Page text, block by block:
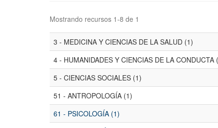
Mostrando recursos 1-8 de 1
3 - MEDICINA Y CIENCIAS DE LA SALUD (1)
4 - HUMANIDADES Y CIENCIAS DE LA CONDUCTA
5 - CIENCIAS SOCIALES (1)
51 - ANTROPOLOGÍA (1)
61 - PSICOLOGÍA (1)